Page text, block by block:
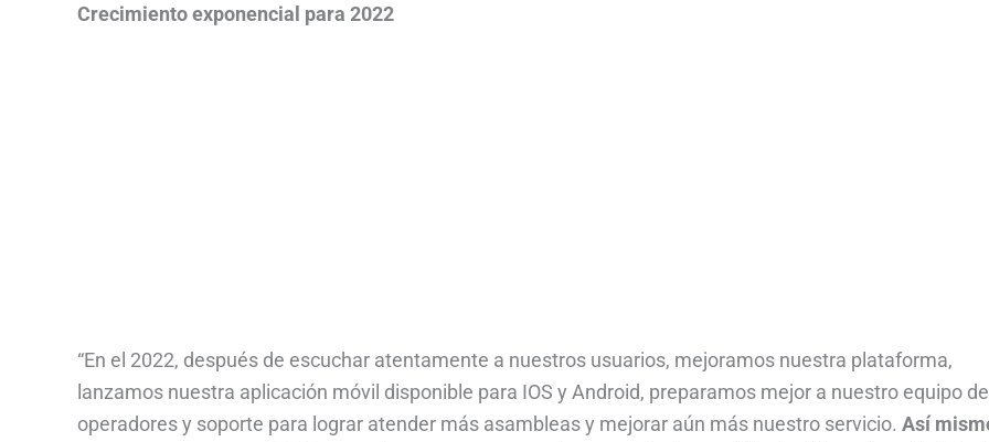
Crecimiento exponencial para 2022
“En el 2022, después de escuchar atentamente a nuestros usuarios, mejoramos nuestra plataforma,
lanzamos nuestra aplicación móvil disponible para IOS y Android, preparamos mejor a nuestro equipo de
operadores y soporte para lograr atender más asambleas y mejorar aún más nuestro servicio. Así